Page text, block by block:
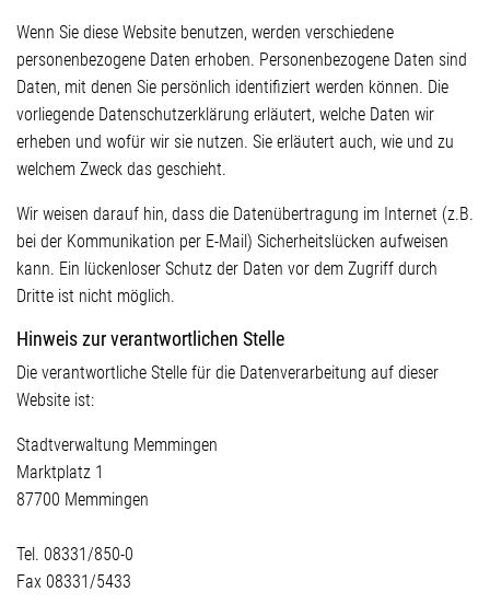
Wenn Sie diese Website benutzen, werden verschiedene
personenbezogene Daten erhoben. Personenbezogene Daten sind
Daten, mit denen Sie persönlich identifiziert werden können. Die
vorliegende Datenschutzerklärung erläutert, welche Daten wir
erheben und wofür wir sie nutzen. Sie erläutert auch, wie und zu
welchem Zweck das geschieht.
Wir weisen darauf hin, dass die Datenübertragung im Internet (z.B.
bei der Kommunikation per E-Mail) Sicherheitslücken aufweisen
kann. Ein lückenloser Schutz der Daten vor dem Zugriff durch
Dritte ist nicht möglich.
Hinweis zur verantwortlichen Stelle
Die verantwortliche Stelle für die Datenverarbeitung auf dieser
Website ist:
Stadtverwaltung Memmingen
Marktplatz 1
87700 Memmingen
Tel. 08331/850-0
Fax 08331/5433